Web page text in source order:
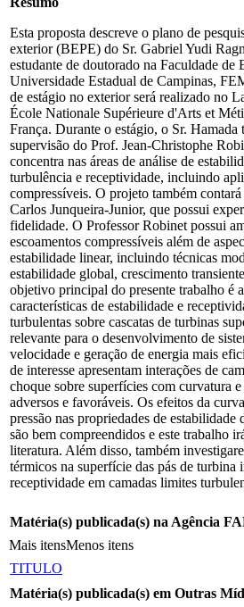
Esta proposta descreve o plano de
exterior (BEPE) do Sr. Gabriel Yudi
estudante de doutorado na Faculdade de
Universidade Estadual de Campinas,
de estágio no exterior será realizado no
École Nationale Supérieure d'Arts et
França. Durante o estágio, o Sr. Hamada
supervisão do Prof. Jean-Christophe
concentra nas áreas de análise de
turbulência e receptividade, incluindo
compressíveis. O projeto também
Carlos Junqueira-Junior, que possui
fidelidade. O Professor Robinet possui
escoamentos compressíveis além de
estabilidade linear, incluindo técnicas
estabilidade global, crescimento
objetivo principal do presente trabalho é
características de estabilidade e
turbulentas sobre cascatas de turbinas
relevante para o desenvolvimento de
velocidade e geração de energia mais
de interesse apresentam interações de
choque sobre superfícies com curvatura
adversos e favoráveis. Os efeitos da
pressão nas propriedades de estabilidade
são bem compreendidos e este trabalho
literatura. Além disso, também
térmicos na superfície das pás de turbina
receptividade em camadas limites
Matéria(s) publicada(s) na Agência
Mais itensMenos itens
TITULO
Matéria(s) publicada(s) em Outras